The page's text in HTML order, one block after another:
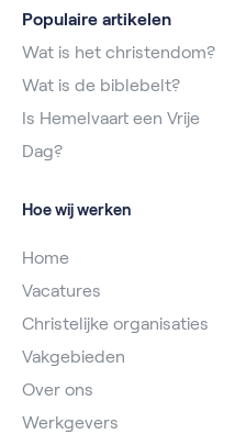
Populaire artikelen
Wat is het christendom?
Wat is de biblebelt?
Is Hemelvaart een Vrije
Dag?
Hoe wij werken
Home
Vacatures
Christelijke organisaties
Vakgebieden
Over ons
Werkgevers